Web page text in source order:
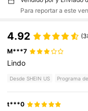
Para reportar a este
4.92
M***7
Lindo
Desde SHEIN US Programa
t***0